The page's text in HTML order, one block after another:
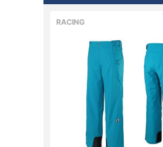
RACING